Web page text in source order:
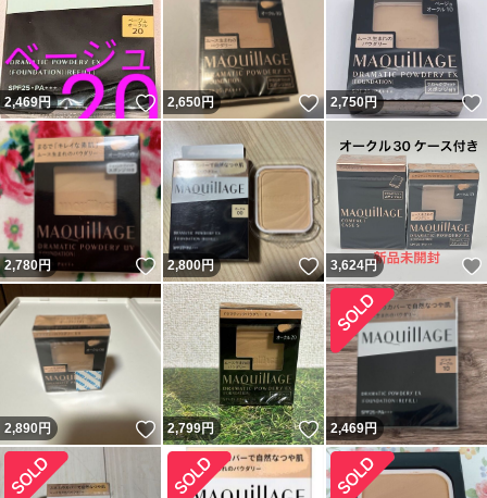
2,469円 いいね！
2,650円 いいね！
2,750円
2,780円 いいね！
2,800円 いいね！
3,624円
2,890円 いいね！
2,799円 いいね！
2,469円